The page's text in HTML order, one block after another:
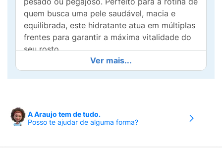
quem busca uma pele saudável, macia e
equilibrada, este hidratante atua em múltiplas
frentes para garantir a máxima vitalidade do
seu rosto.
O grande segredo de sua eficácia está na sua
formulação tecnológica rica em ativos
profundas da derme para reter a umidade,
garantindo viço e preenchimento.
Ver mais...
A Araujo tem de tudo.
Posso te ajudar de alguma forma?